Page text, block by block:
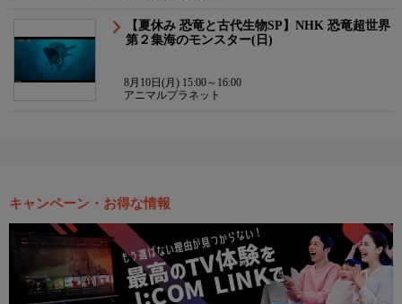
【夏休み 恐竜と古代生物SP】NHK 恐竜超世界
第２集海のモンスター(日)
8月10日(月) 15:00～16:00
アニマルプラネット
キャンペーン・お得な情報